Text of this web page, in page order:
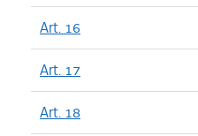
Art. 16
Art. 17
Art. 18